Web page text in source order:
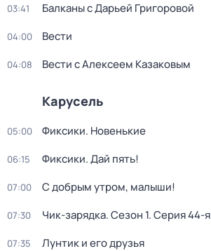
03:41 Балканы с Дарьей Григоровой
04:00 Вести
04:08 Вести с Алексеем Казаковым
Карусель
05:00 Фиксики. Новенькие
06:15 Фиксики. Дай пять!
07:00 С добрым утром, малыши!
07:30 Чик-зарядка. Сезон 1. Серия 44-я
07:35 Лунтик и его друзья